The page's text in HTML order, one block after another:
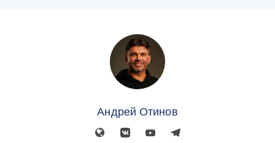
Андрей Отинов